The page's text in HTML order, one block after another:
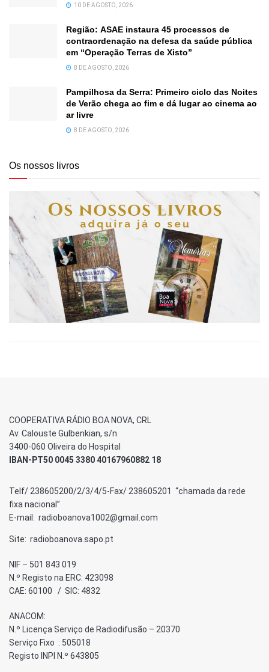
10 DE AGOSTO, 2026
Região: ASAE instaura 45 processos de
contraordenação na defesa da saúde pública
em “Operação Terras de Xisto”
8 DE AGOSTO, 2026
Pampilhosa da Serra: Primeiro ciclo das Noites
de Verão chega ao fim e dá lugar ao cinema ao
ar livre
8 DE AGOSTO, 2026
Os nossos livros
COOPERATIVA RÁDIO BOA NOVA, CRL
Av. Calouste Gulbenkian, s/n
3400-060 Oliveira do Hospital
IBAN-PT50 0045 3380 40167960882 18
Telf/ 238605200/2/3/4/5-Fax/ 238605201 “chamada da rede
fixa nacional”
E-mail: radioboanova1002@gmail.com
Site: radioboanova.sapo.pt
NIF – 501 843 019
N.º Registo na ERC: 423098
CAE: 60100 / SIC: 4832
ANACOM:
N.º Licença Serviço de Radiodifusão – 20370
Serviço Fixo : 505018
Registo INPI N.º 643805